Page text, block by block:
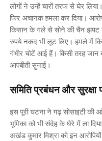
लोगों ने उन्हें चारों तरफ से घेर
फिर अचानक हमला कर दिया।
किसान के गले से सोने की चैन झपट
रुपये नकद भी लूट लिए। हमले में
गंभीर चोटें आई हैं। किसी तरह
आपबीती सुनाई।
समिति प्रबंधन और सुरक्षा
इस पूरी घटना ने गढ़ सोसाइटी की
भूमिका को भी संदेह के घेरे में ला
अखंड कुमार मिश्रा को इन